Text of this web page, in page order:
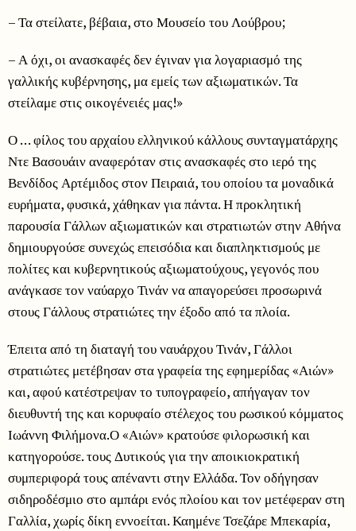
– Τα στείλατε, βέβαια, στο Μουσείο του Λούβρου;
– Α όχι, οι ανασκαφές δεν έγιναν για λογαριασμό της
γαλλικής κυβέρνησης, μα εμείς των αξιωματικών. Τα
στείλαμε στις οικογένειές μας!»
Ο … φίλος του αρχαίου ελληνικού κάλλους συνταγματάρχης
Ντε Βασουάιν αναφερόταν στις ανασκαφές στο ιερό της
Βενδίδος Αρτέμιδος στον Πειραιά, του οποίου τα μοναδικά
ευρήματα, φυσικά, χάθηκαν για πάντα. Η προκλητική
παρουσία Γάλλων αξιωματικών και στρατιωτών στην Αθήνα
δημιουργούσε συνεχώς επεισόδια και διαπληκτισμούς με
πολίτες και κυβερνητικούς αξιωματούχους, γεγονός που
ανάγκασε τον ναύαρχο Τινάν να απαγορεύσει προσωρινά
στους Γάλλους στρατιώτες την έξοδο από τα πλοία.
Έπειτα από τη διαταγή του ναυάρχου Τινάν, Γάλλοι
στρατιώτες μετέβησαν στα γραφεία της εφημερίδας «Αιών»
και, αφού κατέστρεψαν το τυπογραφείο, απήγαγαν τον
διευθυντή της και κορυφαίο στέλεχος του ρωσικού κόμματος
Ιωάννη Φιλήμονα.Ο «Αιών» κρατούσε φιλορωσική και
κατηγορούσε. τους Δυτικούς για την αποικιοκρατική
συμπεριφορά τους απέναντι στην Ελλάδα. Τον οδήγησαν
σιδηροδέσμιο στο αμπάρι ενός πλοίου και τον μετέφεραν στη
Γαλλία, χωρίς δίκη εννοείται. Καημένε Τσεζάρε Μπεκαρία,